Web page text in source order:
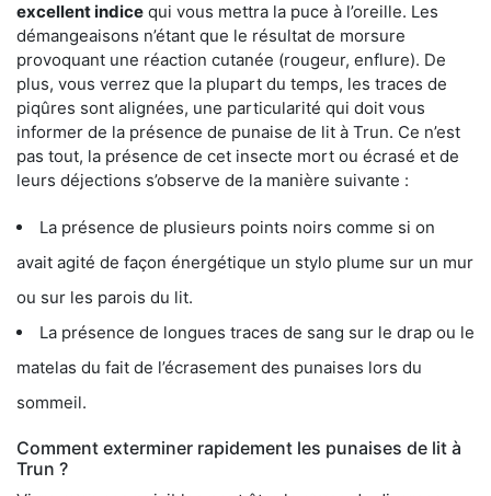
excellent indice qui vous mettra la puce à l’oreille. Les
démangeaisons n’étant que le résultat de morsure
provoquant une réaction cutanée (rougeur, enflure). De
plus, vous verrez que la plupart du temps, les traces de
piqûres sont alignées, une particularité qui doit vous
informer de la présence de punaise de lit à Trun. Ce n’est
pas tout, la présence de cet insecte mort ou écrasé et de
leurs déjections s’observe de la manière suivante :
La présence de plusieurs points noirs comme si on
avait agité de façon énergétique un stylo plume sur un mur
ou sur les parois du lit.
La présence de longues traces de sang sur le drap ou le
matelas du fait de l’écrasement des punaises lors du
sommeil.
Comment exterminer rapidement les punaises de lit à
Trun ?